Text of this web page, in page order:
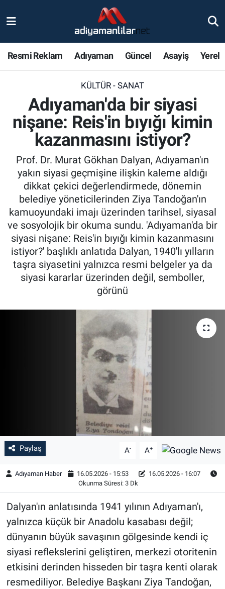
Resmi Reklam Adıyaman Güncel Asayiş Yerel
KÜLTÜR - SANAT
Adıyaman'da bir siyasi
nişane: Reis'in bıyığı kimin
kazanmasını istiyor?
Prof. Dr. Murat Gökhan Dalyan, Adıyaman'ın
yakın siyasi geçmişine ilişkin kaleme aldığı
dikkat çekici değerlendirmede, dönemin
belediye yöneticilerinden Ziya Tandoğan'ın
kamuoyundaki imajı üzerinden tarihsel, siyasal
ve sosyolojik bir okuma sundu. 'Adıyaman'da bir
siyasi nişane: Reis'in bıyığı kimin kazanmasını
istiyor?' başlıklı anlatıda Dalyan, 1940'lı yılların
taşra siyasetini yalnızca resmi belgeler ya da
siyasi kararlar üzerinden değil, semboller,
görünü
Paylaş A- A+
Adıyaman Haber 16.05.2026 - 15:53
16.05.2026 - 16:07
Okunma Süresi: 3 Dk
Dalyan'ın anlatısında 1941 yılının Adıyaman'ı,
yalnızca küçük bir Anadolu kasabası değil;
dünyanın büyük savaşının gölgesinde kendi iç
siyasi reflekslerini geliştiren, merkezi otoritenin
etkisini derinden hisseden bir taşra kenti olarak
resmediliyor. Belediye Başkanı Ziya Tandoğan,
Magazin
Bölge Haberleri
Gündem
Asayiş
Sağlık
Özel Haber
Kültür Sanat
BİLİM VE TEKNOLOJİ
Şambayat Haber
Nöbetçi Eczaneler
Adiyaman Namaz Vakitleri
Trafik Durumu
Süper Lig Puan Durumu ve Fikstür
Tüm Manşetler
Son Dakika Haberleri
Haber Arşivi